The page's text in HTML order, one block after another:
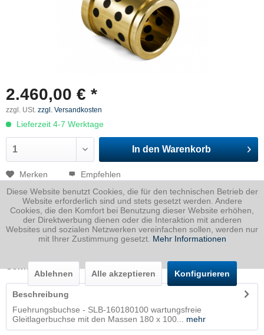
2.460,00 € *
zzgl. USt. zzgl. Versandkosten
Lieferzeit 4-7 Werktage
In den Warenkorb
Merken Empfehlen
Artikel-Nr.: NN270.100221
Dicke
0 mm
Breite
0 mm
0 mm
Beschreibung
Fuehrungsbuchse - SLB-160180100 wartungsfreie
Gleitlagerbuchse mit den Massen 180 x 100...
mehr
Diese Website benutzt Cookies, die für den technischen Betrieb der
Website erforderlich sind und stets gesetzt werden. Andere
Cookies, die den Komfort bei Benutzung dieser Website erhöhen,
der Direktwerbung dienen oder die Interaktion mit anderen
Websites und sozialen Netzwerken vereinfachen sollen, werden nur
mit Ihrer Zustimmung gesetzt. Mehr Informationen
Ablehnen Alle akzeptieren Konfigurieren